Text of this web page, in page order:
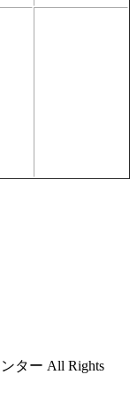
ター All Rights